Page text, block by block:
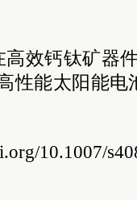
效钙钛矿器
性能太阳能
10.1007/